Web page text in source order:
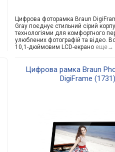
Цифрова фоторамка Braun
Gray поєднує стильний сірий
технологіями для комфортного
улюблених фотографій та відео.
10,1-дюймовим LCD-екраноеще→
Цифрова рамка Braun
DigiFrame (1731)